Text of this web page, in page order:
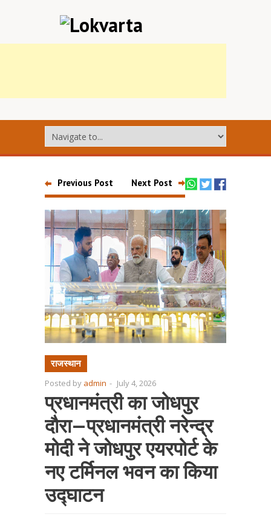
Previous Post Next Post
राजस्थान
Posted by admin - July 4, 2026
प्रधानमंत्री का जोधपुर
दौरा—प्रधानमंत्री नरेन्द्र
मोदी ने जोधपुर एयरपोर्ट के
नए टर्मिनल भवन का किया
उद्घाटन